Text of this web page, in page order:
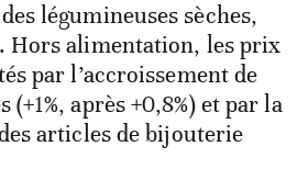
légumineuses sèches,
Hors alimentation, les prix
par l’accroissement de
(+1%, après +0,8%) et par la
articles de bijouterie